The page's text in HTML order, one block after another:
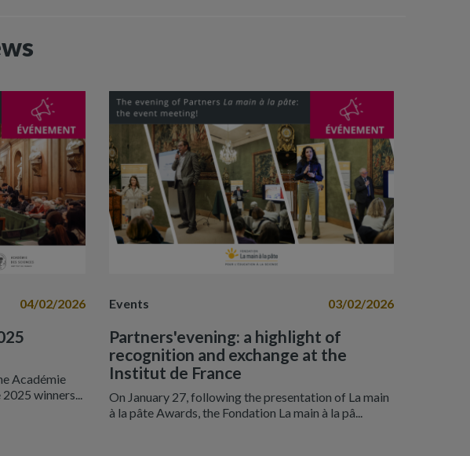
04/02/2026
Académie
winners...
Events 03/02/2026
Partners'evening: a highlight of
recognition and exchange at the
Institut de France
On January 27, following the presentation of La main
à la pâte Awards, the Fondation La main à la pâ...